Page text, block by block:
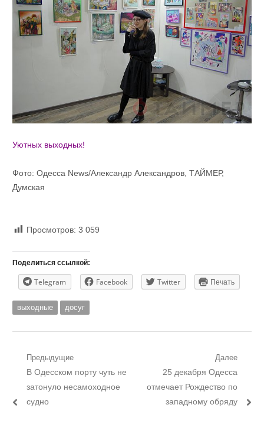
Уютных выходных!
Фото: Одесса News/Александр Александров, ТАЙМЕР,
Думская
Просмотров: 3 059
Поделиться ссылкой:
Telegram Facebook Twitter Печать
выходные досуг
Навигация
записям
Предыдущие
Предыдущий
пост:
В Одесском порту чуть не
затонуло несамоходное
судно
Далее
Следующий
пост:
25 декабря Одесса
отмечает Рождество по
западному обряду